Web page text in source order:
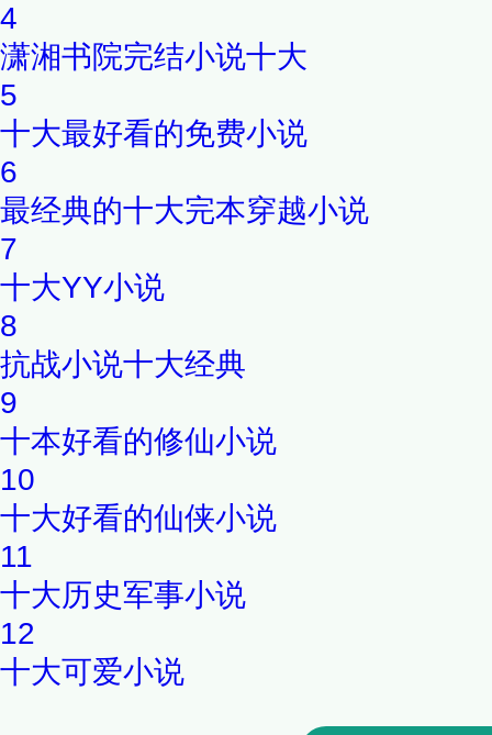
4
潇湘书院完结小说十大
5
十大最好看的免费小说
6
最经典的十大完本穿越小说
7
十大YY小说
8
抗战小说十大经典
9
十本好看的修仙小说
10
十大好看的仙侠小说
11
十大历史军事小说
12
十大可爱小说